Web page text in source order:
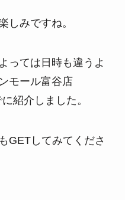
しみですね。
っては日時も違うよ
モール富谷店
紹介しました。
GETしてみてくださ